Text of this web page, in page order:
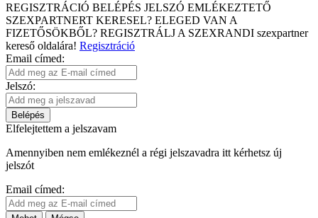
REGISZTRÁCIÓ BELÉPÉS JELSZÓ EMLÉKEZTETŐ
SZEXPARTNERT KERESEL? ELEGED VAN A
FIZETŐSÖKBŐL? REGISZTRÁLJ A SZEXRANDI szexpartner
kereső oldalára! Regisztráció
Email címed:
Jelszó:
Belépés
Elfelejtettem a jelszavam
Amennyiben nem emlékeznél a régi jelszavadra itt kérhetsz új
jelszót
Email címed: